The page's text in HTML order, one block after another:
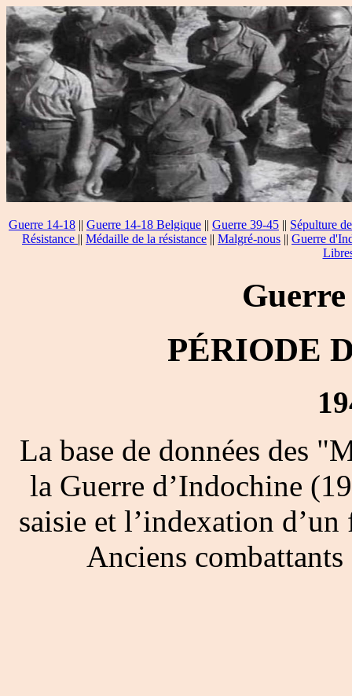
Guerre 14-18 || Guerre 14-18 Belgique || Guerre 39-45 || Sépulture
Résistance || Médaille de la résistance || Malgré-nous || Guerre
PÉRIODE
La base de données des
la Guerre d’Indochine
saisie et l’indexation
Anciens